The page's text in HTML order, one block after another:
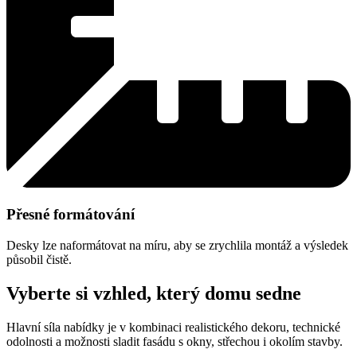
Přesné formátování
Desky lze naformátovat na míru, aby se zrychlila montáž a výsledek
působil čistě.
Vyberte si vzhled, který domu sedne
Hlavní síla nabídky je v kombinaci realistického dekoru, technické
odolnosti a možnosti sladit fasádu s okny, střechou i okolím stavby.